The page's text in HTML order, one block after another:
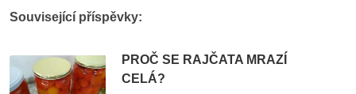
Související příspěvky:
PROČ SE RAJČATA MRAZÍ
CELÁ?